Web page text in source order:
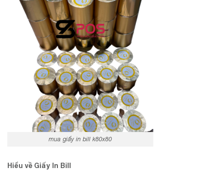
mua giấy in bill k80x80
Hiểu về Giấy In Bill